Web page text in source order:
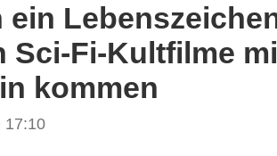
ein
Sci-Fi-Kultfilme
kommen
17:10